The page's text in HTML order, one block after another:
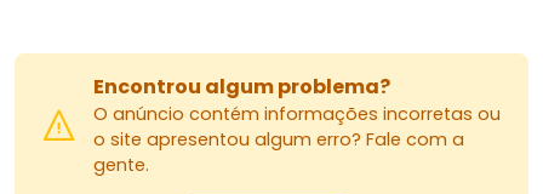
Encontrou algum problema?
O anúncio contém informações incorretas ou
o site apresentou algum erro? Fale com a
gente.